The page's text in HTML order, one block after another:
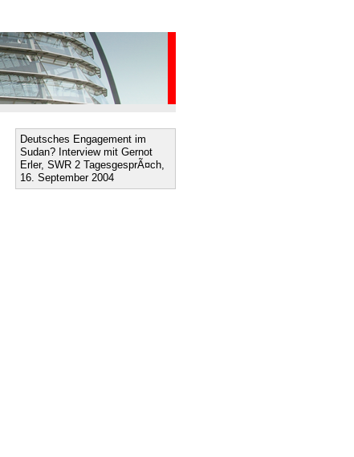
Deutsches Engagement im
Sudan? Interview mit Gernot
Erler, SWR 2 TagesgesprÃ¤ch,
16. September 2004